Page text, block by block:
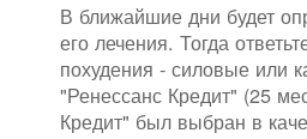
В ближайшие дни будет
его лечения. Тогда
похудения - силовые или
"Ренессанс Кредит" (25
Кредит" был выбран в